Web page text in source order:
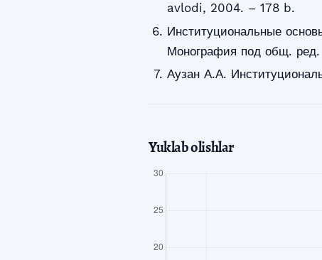
avlodi, 2004. – 178 b.
Институциональные
Монография под общ.
Аузан А.А.
Yuklab olishlar